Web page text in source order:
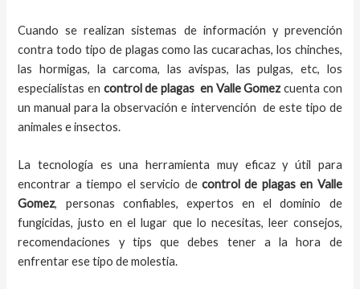
Cuando se realizan sistemas de información y prevención
contra todo tipo de plagas como las cucarachas, los chinches,
las hormigas, la carcoma, las avispas, las pulgas, etc, los
especialistas en control de plagasen Valle Gomezcuenta con
un manual para la observación e intervención de este tipo de
animales e insectos.
La tecnología es una herramienta muy eficaz y útil para
encontrar a tiempo el servicio de control de plagasen Valle
Gomez, personas confiables, expertos en el dominio de
fungicidas, justo en el lugar que lo necesitas, leer consejos,
recomendaciones y tips que debes tener a la hora de
enfrentar ese tipo de molestia.